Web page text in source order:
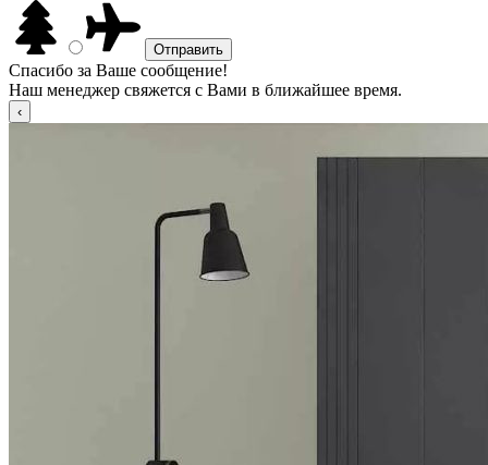
Спасибо за Ваше сообщение!
Наш менеджер свяжется с Вами в ближайшее время.